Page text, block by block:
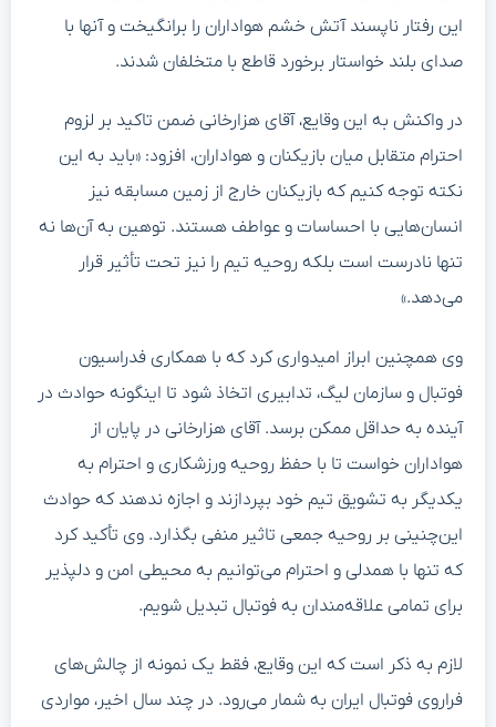
این رفتار ناپسند آتش خشم هواداران را برانگیخت و آنها با
صدای بلند خواستار برخورد قاطع با متخلفان شدند.
در واکنش به این وقایع، آقای هزارخانی ضمن تاکید بر لزوم
احترام متقابل میان بازیکنان و هواداران، افزود: «باید به این
نکته توجه کنیم که بازیکنان خارج از زمین مسابقه نیز
انسان‌هایی با احساسات و عواطف هستند. توهین به آن‌ها نه
تنها نادرست است بلکه روحیه تیم را نیز تحت تأثیر قرار
می‌دهد.»
وی همچنین ابراز امیدواری کرد که با همکاری فدراسیون
فوتبال و سازمان لیگ، تدابیری اتخاذ شود تا اینگونه حوادث در
آینده به حداقل ممکن برسد. آقای هزارخانی در پایان از
هواداران خواست تا با حفظ روحیه ورزشکاری و احترام به
یکدیگر به تشویق تیم خود بپردازند و اجازه ندهند که حوادث
این‌چنینی بر روحیه جمعی تاثیر منفی بگذارد. وی تأکید کرد
که تنها با همدلی و احترام می‌توانیم به محیطی امن و دلپذیر
برای تمامی علاقه‌مندان به فوتبال تبدیل شویم.
لازم به ذکر است که این وقایع، فقط یک نمونه از چالش‌های
فراروی فوتبال ایران به شمار می‌رود. در چند سال اخیر، مواردی